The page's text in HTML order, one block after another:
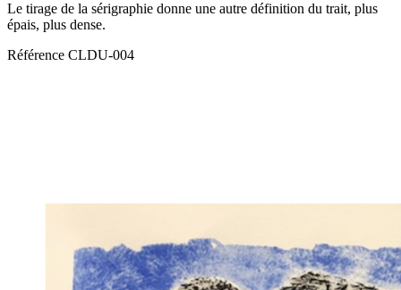
Le tirage de la sérigraphie donne une autre définition du trait, plus
épais, plus dense.
Référence CLDU-004